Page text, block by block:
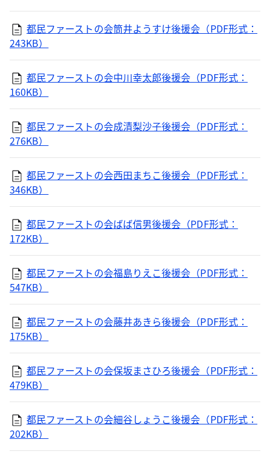
都民ファーストの会筒井ようすけ後援会（PDF形式：
243KB）
都民ファーストの会中川幸太郎後援会（PDF形式：
160KB）
都民ファーストの会成清梨沙子後援会（PDF形式：
276KB）
都民ファーストの会西田まちこ後援会（PDF形式：
346KB）
都民ファーストの会ばば信男後援会（PDF形式：
172KB）
都民ファーストの会福島りえこ後援会（PDF形式：
547KB）
都民ファーストの会藤井あきら後援会（PDF形式：
175KB）
都民ファーストの会保坂まさひろ後援会（PDF形式：
479KB）
都民ファーストの会細谷しょうこ後援会（PDF形式：
202KB）